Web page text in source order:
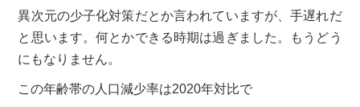
異次元の少子化対策だとか言われていますが、手遅れだ
と思います。何とかできる時期は過ぎました。もうどう
にもなりません。
この年齢帯の人口減少率は2020年対比で